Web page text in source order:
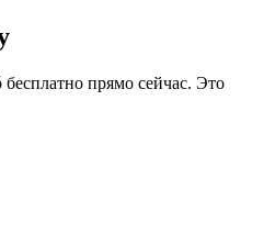
прямо сейчас. Это